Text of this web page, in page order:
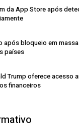
da App Store após
após bloqueio em
países
Trump oferece acesso
financeiros